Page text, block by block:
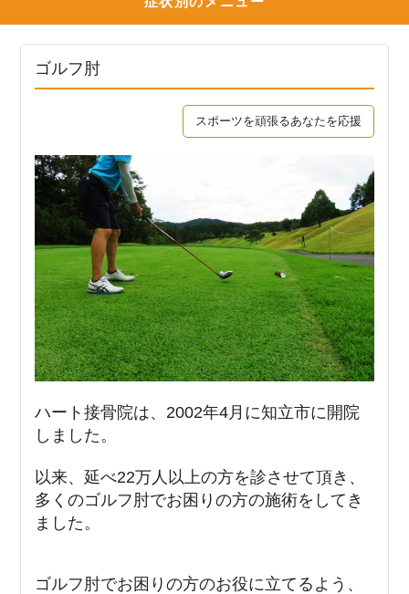
ゴルフ肘
スポーツを頑張るあなたを応援
ハート接骨院は、2002年4月に知立市に開院
しました。
以来、延べ22万人以上の方を診させて頂き、
多くのゴルフ肘でお困りの方の施術をしてき
ました。
ゴルフ肘でお困りの方のお役に立てるよう、